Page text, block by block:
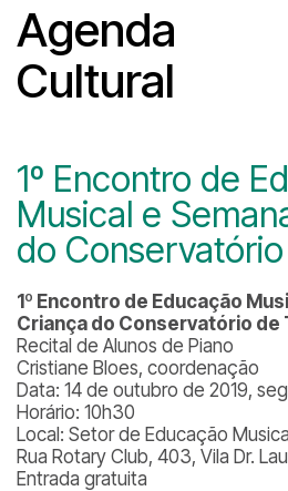
Agenda
Cultural
1º Encontro de
Musical e
do
1º Encontro de Educação
Criança do Conservatório de
Recital de Alunos de Piano
Cristiane Bloes, coordenação
Data: 14 de outubro de 2019,
Horário: 10h30
Local: Setor de Educação Musical
Rua Rotary Club, 403, Vila Dr.
Entrada gratuita